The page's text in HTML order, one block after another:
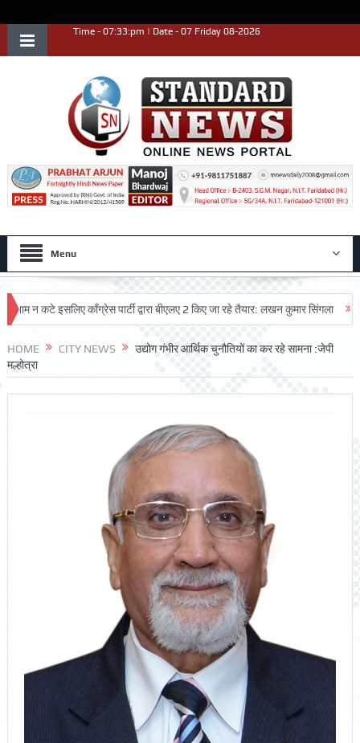
Time - 07:33:pm | Date - 07 Friday 08-2026
Menu
कटे इसलिए काँग्रेस पार्टी द्वारा बीएलए 2 किए जा रहे तैयार: लखन कुमार सिंगला
HOME CITY NEWS
उद्योग गंभीर आर्थिक चुनौतियों का कर रहे सामना :जेपी
मल्होत्रा